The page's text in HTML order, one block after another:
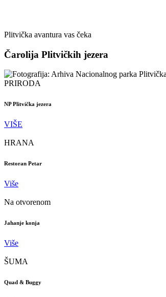
Plitvička avantura vas čeka
Čarolija Plitvičkih jezera
PRIRODA
NP Plitvička jezera
VIŠE
HRANA
Restoran Petar
Više
Na otvorenom
Jahanje konja
Više
ŠUMA
Quad & Buggy